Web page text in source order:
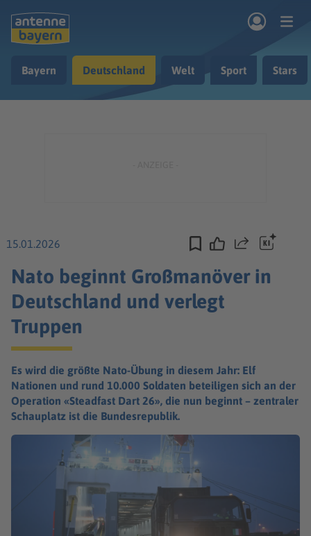
Bayern Deutschland Welt Sport Stars
15.01.2026 Teilen
Nato beginnt Großmanöver in
Deutschland und verlegt
Truppen
Es wird die größte Nato-Übung in diesem Jahr: Elf
Nationen und rund 10.000 Soldaten beteiligen sich an der
Operation «Steadfast Dart 26», die nun beginnt – zentraler
Schauplatz ist die Bundesrepublik.